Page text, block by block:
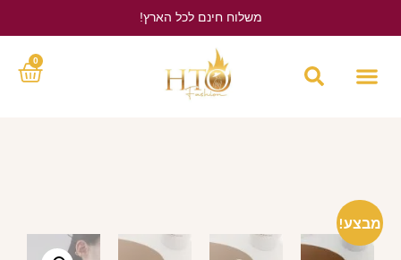
משלוח חינם לכל הארץ!
0
מבצע!